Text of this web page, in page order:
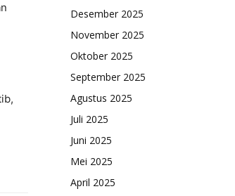
Desember 2025
November 2025
Oktober 2025
September 2025
Agustus 2025
Juli 2025
Juni 2025
Mei 2025
April 2025